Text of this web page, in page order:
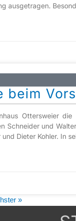
ausgetragen.
beim
Ottersweier die
Schneider und
Dieter Kohler. In
»